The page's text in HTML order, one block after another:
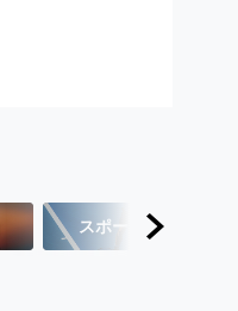
スポーツ